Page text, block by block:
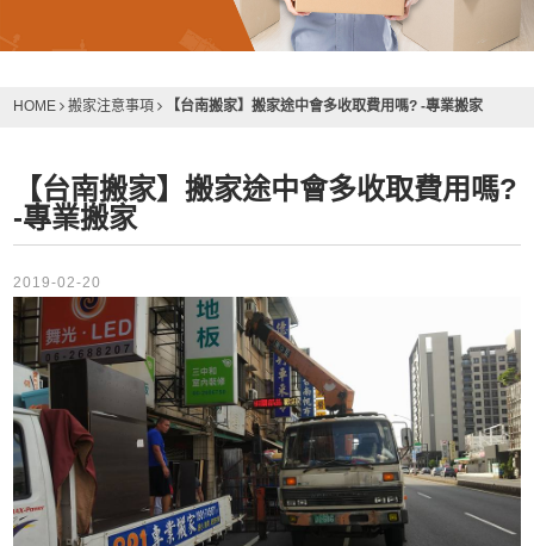
HOME 搬家注意事項 【台南搬家】搬家途中會多收取費用嗎? -專業搬家
【台南搬家】搬家途中會多收取費用嗎?
-專業搬家
2019-02-20